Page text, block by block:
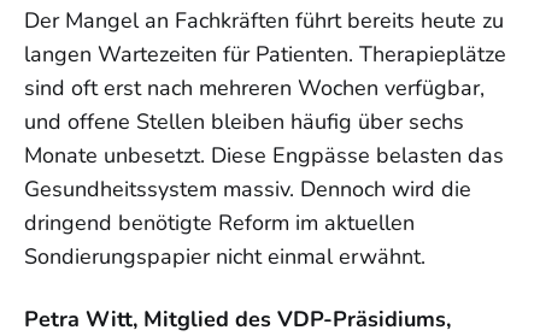
Der Mangel an Fachkräften führt bereits heute zu
langen Wartezeiten für Patienten. Therapieplätze
sind oft erst nach mehreren Wochen verfügbar,
und offene Stellen bleiben häufig über sechs
Monate unbesetzt. Diese Engpässe belasten das
Gesundheitssystem massiv. Dennoch wird die
dringend benötigte Reform im aktuellen
Sondierungspapier nicht einmal erwähnt.
Petra Witt, Mitglied des VDP-Präsidiums,